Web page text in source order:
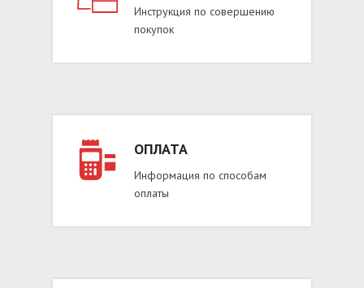
Инструкция по совершению
покупок
ОПЛАТА
Информация по способам
оплаты